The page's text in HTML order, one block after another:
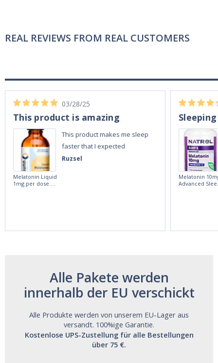
REAL REVIEWS FROM REAL CUSTOMERS
Ruzsel
03/28/25
This product is amazing
This product makes me sleep
faster that I expected
Melatonin Liquid
1mg per dose.
Melatonin
Advanced
Alle Pakete werden
innerhalb der EU verschickt
Alle Produkte werden von unserem EU-Lager aus
versandt. 100%ige Garantie.
Kostenlose UPS-Zustellung für alle Bestellungen
über 75 €.